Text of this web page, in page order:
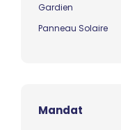
Gardien
Panneau Solaire
Mandat